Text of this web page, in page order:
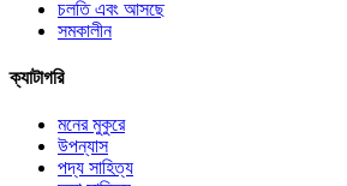
চলতি এবং আসছে
সমকালীন
ক্যাটাগরি
মনের মুকুরে
উপন্যাস
পদ্য সাহিত্য